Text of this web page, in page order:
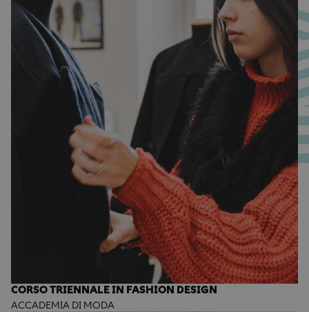
CORSO TRIENNALE IN FASHION DESIGN
ACCADEMIA DI MODA